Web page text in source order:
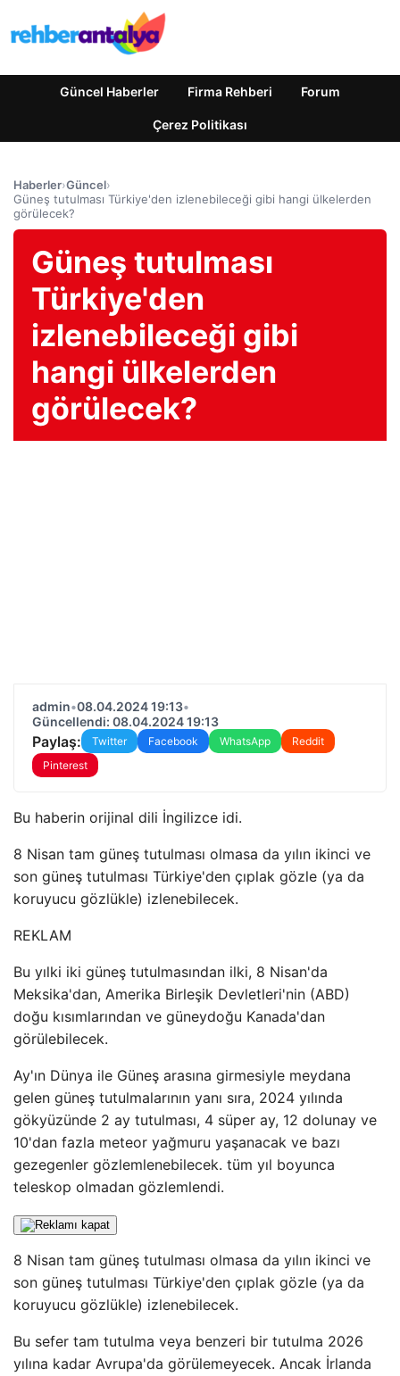
Güncel Haberler Firma Rehberi Forum
Çerez Politikası
Haberler›Güncel›
Güneş tutulması Türkiye'den izlenebileceği gibi hangi ülkelerden
görülecek?
Güneş tutulması
Türkiye'den
izlenebileceği gibi
hangi ülkelerden
görülecek?
admin•08.04.2024 19:13•
Güncellendi: 08.04.2024 19:13
Paylaş: Twitter Facebook WhatsApp
Reddit
Pinterest
Bu haberin orijinal dili İngilizce idi.
8 Nisan tam güneş tutulması olmasa da yılın ikinci ve
son güneş tutulması Türkiye'den çıplak gözle (ya da
koruyucu gözlükle) izlenebilecek.
REKLAM
Bu yılki iki güneş tutulmasından ilki, 8 Nisan'da
Meksika'dan, Amerika Birleşik Devletleri'nin (ABD)
doğu kısımlarından ve güneydoğu Kanada'dan
görülebilecek.
Ay'ın Dünya ile Güneş arasına girmesiyle meydana
gelen güneş tutulmalarının yanı sıra, 2024 yılında
gökyüzünde 2 ay tutulması, 4 süper ay, 12 dolunay ve
10'dan fazla meteor yağmuru yaşanacak ve bazı
gezegenler gözlemlenebilecek. tüm yıl boyunca
teleskop olmadan gözlemlendi.
8 Nisan tam güneş tutulması olmasa da yılın ikinci ve
son güneş tutulması Türkiye'den çıplak gözle (ya da
koruyucu gözlükle) izlenebilecek.
Bu sefer tam tutulma veya benzeri bir tutulma 2026
yılına kadar Avrupa'da görülemeyecek. Ancak İrlanda